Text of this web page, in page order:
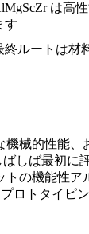
は高
す
終ルートは材
械的性能
しば最初に
の機能性
ロトタイピ